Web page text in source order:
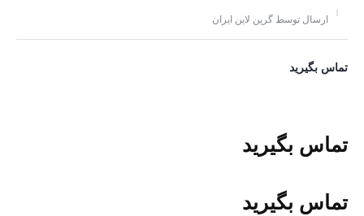
ارسال توسط گرین لاین ایران
تماس بگیرید
تماس بگیرید
تماس بگیرید